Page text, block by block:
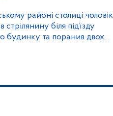
районі столиці чоловік
стрілянину біля під’їзду
будинку та поранив двох